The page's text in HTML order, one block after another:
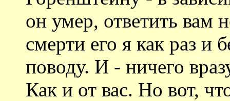
он умер, ответить вам
смерти его я как раз и
поводу. И - ничего
Как и от вас. Но вот,